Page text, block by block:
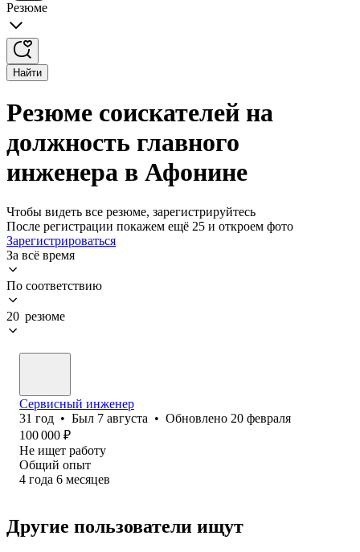
Резюме
Найти
Резюме соискателей на
должность главного
инженера в Афонине
Чтобы видеть все резюме, зарегистрируйтесь
После регистрации покажем ещё 25 и откроем фото
Зарегистрироваться
За всё время
По соответствию
20 резюме
Сервисный инженер
31 год • Был 7 августа • Обновлено 20 февраля
100 000 ₽
Не ищет работу
Общий опыт
4 года 6 месяцев
Другие пользователи ищут